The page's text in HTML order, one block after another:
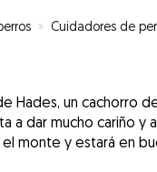
» Cuidadores de
Hades, un cachorro
a dar mucho cariño y
monte y estará en